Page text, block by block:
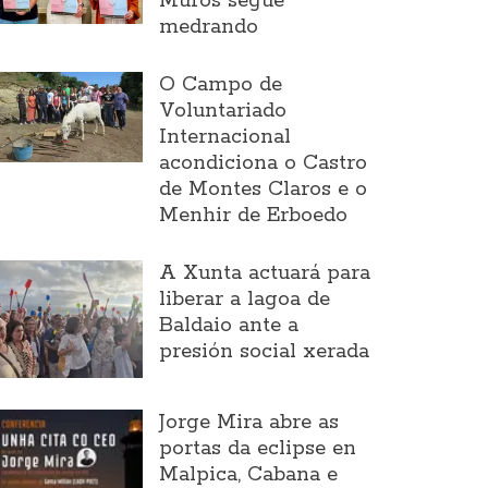
medrando
O Campo de
Voluntariado
Internacional
acondiciona o Castro
de Montes Claros e o
Menhir de Erboedo
A Xunta actuará para
liberar a lagoa de
Baldaio ante a
presión social xerada
Jorge Mira abre as
portas da eclipse en
Malpica, Cabana e